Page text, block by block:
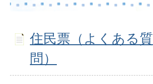
住民票（よくある質
問）